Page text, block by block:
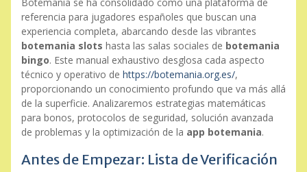
referencia para jugadores españoles que buscan una
experiencia completa, abarcando desde las vibrantes
botemania slots hasta las salas sociales de botemania
bingo. Este manual exhaustivo desglosa cada aspecto
técnico y operativo de https://botemania.org.es/,
proporcionando un conocimiento profundo que va más allá
de la superficie. Analizaremos estrategias matemáticas
para bonos, protocolos de seguridad, solución avanzada
de problemas y la optimización de la app botemania.
Antes de Empezar: Lista de Verificación